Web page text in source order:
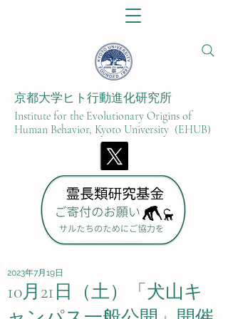
京都大学ヒト行動進化研究所​
Institute for the Evolutionary Origins of
Human Behavior, Kyoto University (EHUB)
10月21日（土）「犬山キ
2023年7月19日